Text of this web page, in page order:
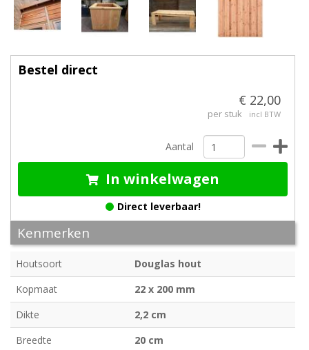
Bestel direct
€ 22,00
per stuk incl BTW
Aantal
In winkelwagen
Direct leverbaar!
Kenmerken
Houtsoort
Douglas hout
Kopmaat
22 x 200 mm
Dikte
2,2 cm
Breedte
20 cm